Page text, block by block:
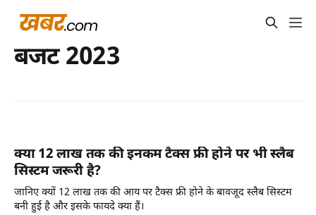
बजट 2023
क्या 12 लाख तक की इनकम टैक्स फ्री होने पर भी स्लैब
सिस्टम जरूरी है?
जानिए क्यों 12 लाख तक की आय पर टैक्स फ्री होने के बावजूद स्लैब सिस्टम
बनी हुई है और इसके फायदे क्या हैं।